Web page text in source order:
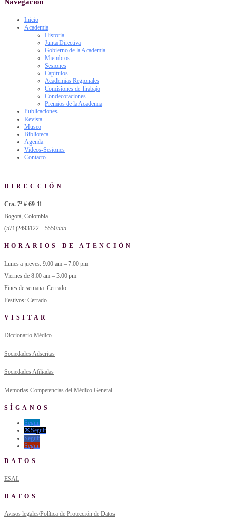
Inicio
Academia
Historia
Junta Directiva
Gobierno de la Academia
Miembros
Sesiones
Capítulos
Academias Regionales
Comisiones de Trabajo
Condecoraciones
Premios de la Academia
Publicaciones
Revista
Museo
Biblioteca
Agenda
Videos-Sesiones
Contacto
DIRECCIÓN
Cra. 7ª # 69-11
Bogotá, Colombia
(571)2493122 – 5550555
HORARIOS DE ATENCIÓN
Lunes a jueves: 9:00 am – 7:00 pm
Viernes de 8:00 am – 3:00 pm
Fines de semana: Cerrado
Festivos: Cerrado
VISITAR
Diccionario Médico
Sociedades Adscritas
Sociedades Afiliadas
Memorias Competencias del Médico General
SÍGANOS
Seguir
Seguir
Seguir
Seguir
DATOS
ESAL
DATOS
Avisos legales/Política de Protección de Datos